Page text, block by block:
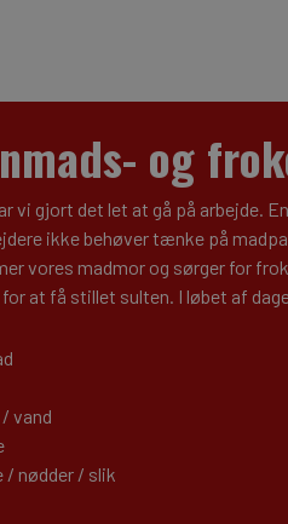
og
vi gjort det let at gå på arbejde.
ikke behøver tænke på
vores madmor og sørger for
for at få stillet sulten. I løbet af
vand
/ nødder / slik